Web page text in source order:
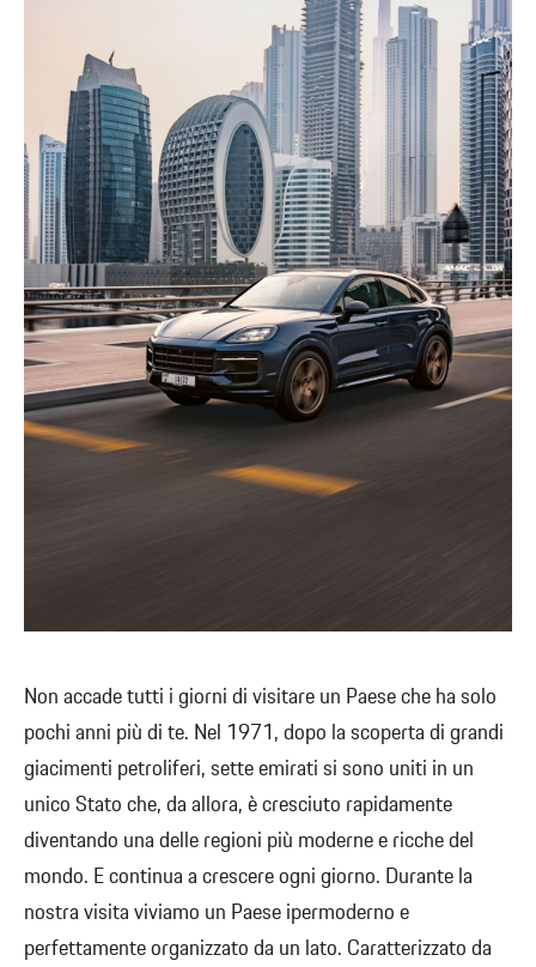
Non accade tutti i giorni di visitare un Paese che ha solo
pochi anni più di te. Nel 1971, dopo la scoperta di grandi
giacimenti petroliferi, sette emirati si sono uniti in un
unico Stato che, da allora, è cresciuto rapidamente
diventando una delle regioni più moderne e ricche del
mondo. E continua a crescere ogni giorno. Durante la
nostra visita viviamo un Paese ipermoderno e
perfettamente organizzato da un lato. Caratterizzato da